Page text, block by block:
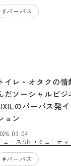
#パーパス
トイレ・オタクの情
だソーシャルビ
のパーパス発
ョン
ュース SBコミュニティ
#パーパス